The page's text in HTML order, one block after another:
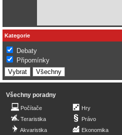
Kategorie
Debaty
Připomínky
Všechny poradny
Počítače
Teraristika
Akvaristika
Hry
Právo
Ekonomika